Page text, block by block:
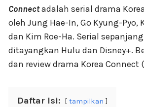
Connectadalah serial drama
oleh Jung Hae-In, Go Kyung-Pyo,
dan Kim Roe-Ha. Serial
ditayangkan Hulu dan Disney+.
dan review drama Korea Connect
Daftar Isi: tampilkan